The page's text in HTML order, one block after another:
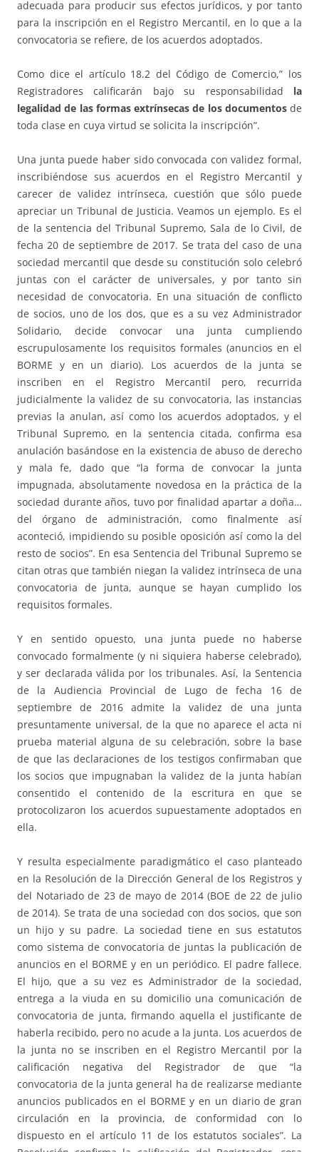
adecuada para producir sus efectos jurídicos, y por tanto
para la inscripción en el Registro Mercantil, en lo que a la
convocatoria se refiere, de los acuerdos adoptados.
Como dice el artículo 18.2 del Código de Comercio,” los
Registradores calificarán bajo su responsabilidad la
legalidad de las formas extrínsecas de los documentosde
toda clase en cuya virtud se solicita la inscripción”.
Una junta puede haber sido convocada con validez formal,
inscribiéndose sus acuerdos en el Registro Mercantil y
carecer de validez intrínseca, cuestión que sólo puede
apreciar un Tribunal de Justicia. Veamos un ejemplo. Es el
de la sentencia del Tribunal Supremo, Sala de lo Civil, de
fecha 20 de septiembre de 2017. Se trata del caso de una
sociedad mercantil que desde su constitución solo celebró
juntas con el carácter de universales, y por tanto sin
necesidad de convocatoria. En una situación de conflicto
de socios, uno de los dos, que es a su vez Administrador
Solidario, decide convocar una junta cumpliendo
escrupulosamente los requisitos formales (anuncios en el
BORME y en un diario). Los acuerdos de la junta se
inscriben en el Registro Mercantil pero, recurrida
judicialmente la validez de su convocatoria, las instancias
previas la anulan, así como los acuerdos adoptados, y el
Tribunal Supremo, en la sentencia citada, confirma esa
anulación basándose en la existencia de abuso de derecho
y mala fe, dado que “la forma de convocar la junta
impugnada, absolutamente novedosa en la práctica de la
sociedad durante años, tuvo por finalidad apartar a doña…
del órgano de administración, como finalmente así
aconteció, impidiendo su posible oposición así como la del
resto de socios”. En esa Sentencia del Tribunal Supremo se
citan otras que también niegan la validez intrínseca de una
convocatoria de junta, aunque se hayan cumplido los
requisitos formales.
Y en sentido opuesto, una junta puede no haberse
convocado formalmente (y ni siquiera haberse celebrado),
y ser declarada válida por los tribunales. Así, la Sentencia
de la Audiencia Provincial de Lugo de fecha 16 de
septiembre de 2016 admite la validez de una junta
presuntamente universal, de la que no aparece el acta ni
prueba material alguna de su celebración, sobre la base
de que las declaraciones de los testigos confirmaban que
los socios que impugnaban la validez de la junta habían
consentido el contenido de la escritura en que se
protocolizaron los acuerdos supuestamente adoptados en
ella.
Y resulta especialmente paradigmático el caso planteado
en la Resolución de la Dirección General de los Registros y
del Notariado de 23 de mayo de 2014 (BOE de 22 de julio
de 2014). Se trata de una sociedad con dos socios, que son
un hijo y su padre. La sociedad tiene en sus estatutos
como sistema de convocatoria de juntas la publicación de
anuncios en el BORME y en un periódico. El padre fallece.
El hijo, que a su vez es Administrador de la sociedad,
entrega a la viuda en su domicilio una comunicación de
convocatoria de junta, firmando aquella el justificante de
haberla recibido, pero no acude a la junta. Los acuerdos de
la junta no se inscriben en el Registro Mercantil por la
calificación negativa del Registrador de que “la
convocatoria de la junta general ha de realizarse mediante
anuncios publicados en el BORME y en un diario de gran
circulación en la provincia, de conformidad con lo
dispuesto en el artículo 11 de los estatutos sociales”. La